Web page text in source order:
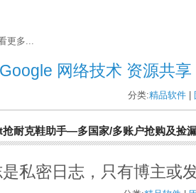
更多...
Google 网络技术 资源共享
分类:精品软件
耐克鞋助手—多国家/多账户抢购及捡
私密日志，只有博主或